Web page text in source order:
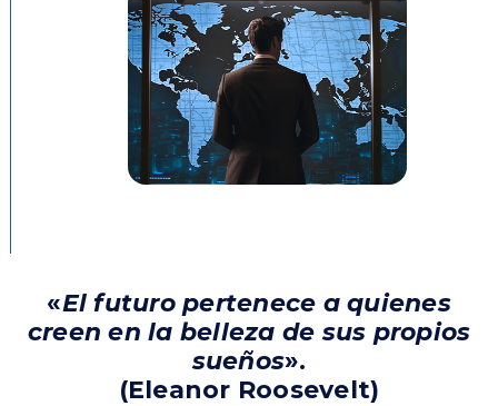
«El futuro pertenece a quienes
creen en la belleza de sus propios
sueños».
(Eleanor Roosevelt)